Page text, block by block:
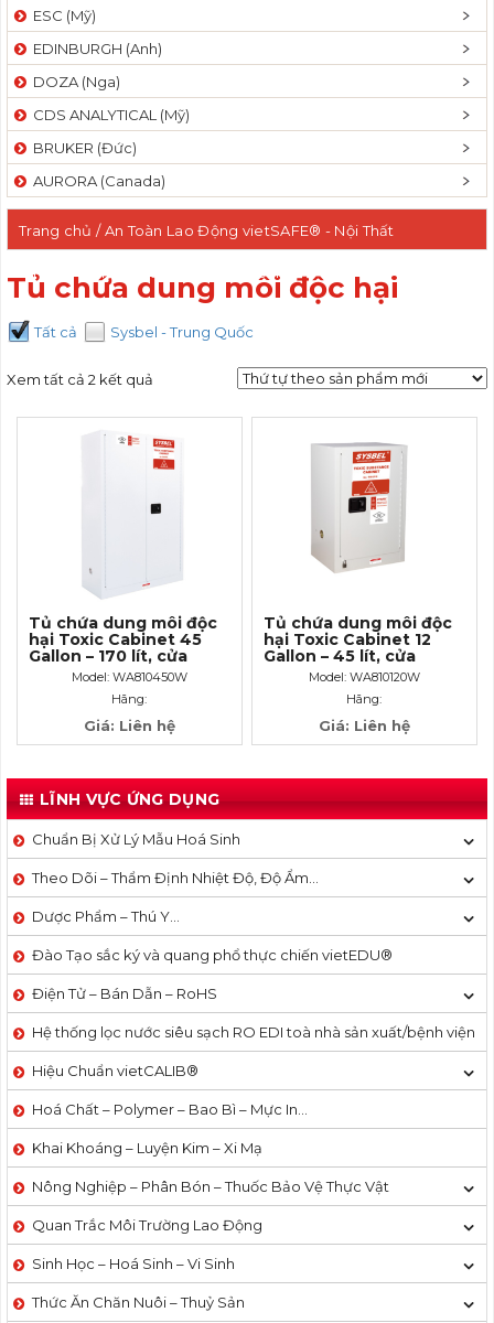
ESC (Mỹ)
EDINBURGH (Anh)
DOZA (Nga)
CDS ANALYTICAL (Mỹ)
BRUKER (Đức)
AURORA (Canada)
Trang chủ /An Toàn Lao Động vietSAFE® - Nội Thất
funiLAB® / Tủ chứa dung môi độc hại
Tủ chứa dung môi độc hại
Tất cả Sysbel - Trung Quốc
Xem tất cả 2 kết quả
Tủ chứa dung môi độc
hại Toxic Cabinet 45
Gallon – 170 lít, cửa
không tự đóng
Model: WA810450W
Hãng:
Giá: Liên hệ
Tủ chứa dung môi độc
hại Toxic Cabinet 12
Gallon – 45 lít, cửa
không tự đóng
Model: WA810120W
Hãng:
Giá: Liên hệ
LĨNH VỰC ỨNG DỤNG
Chuẩn Bị Xử Lý Mẫu Hoá Sinh
Theo Dõi – Thẩm Định Nhiệt Độ, Độ Ẩm…
Dược Phẩm – Thú Y…
Đào Tạo sắc ký và quang phổ thực chiến vietEDU®
Điện Tử – Bán Dẫn – RoHS
Hệ thống lọc nước siêu sạch RO EDI​​ toà nhà sản xuất/bệnh viện
Hiệu Chuẩn vietCALIB®
Hoá Chất – Polymer – Bao Bì – Mực In…
Khai Khoáng – Luyện Kim – Xi Mạ
Nông Nghiệp – Phân Bón – Thuốc Bảo Vệ Thực Vật
Quan Trắc Môi Trường Lao Động
Sinh Học – Hoá Sinh – Vi Sinh
Thức Ăn Chăn Nuôi – Thuỷ Sản